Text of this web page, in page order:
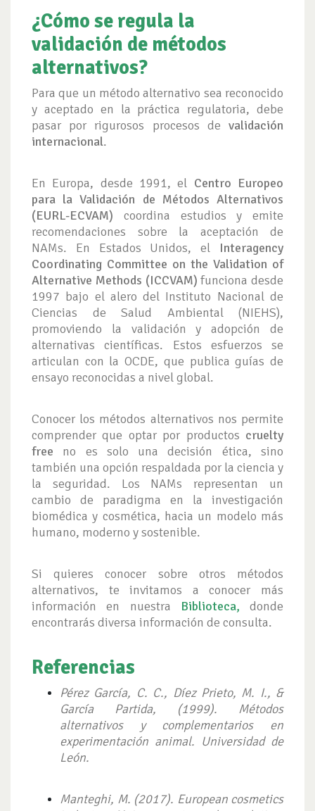
¿Cómo se regula la
validación de métodos
alternativos?
Para que un método alternativo sea reconocido
y aceptado en la práctica regulatoria, debe
pasar por rigurosos procesos de validación
internacional.
En Europa, desde 1991, el Centro Europeo
para la Validación de Métodos Alternativos
(EURL-ECVAM) coordina estudios y emite
recomendaciones sobre la aceptación de
NAMs. En Estados Unidos, el Interagency
Coordinating Committee on the Validation of
Alternative Methods (ICCVAM) funciona desde
1997 bajo el alero del Instituto Nacional de
Ciencias de Salud Ambiental (NIEHS),
promoviendo la validación y adopción de
alternativas científicas. Estos esfuerzos se
articulan con la OCDE, que publica guías de
ensayo reconocidas a nivel global.
Conocer los métodos alternativos nos permite
comprender que optar por productos cruelty
free no es solo una decisión ética, sino
también una opción respaldada por la ciencia y
la seguridad. Los NAMs representan un
cambio de paradigma en la investigación
biomédica y cosmética, hacia un modelo más
humano, moderno y sostenible.
Si quieres conocer sobre otros métodos
alternativos, te invitamos a conocer más
información en nuestra
Biblioteca, donde
encontrarás diversa información de consulta.
Referencias
Pérez García, C. C., Díez Prieto, M. I., &
García Partida, (1999). Métodos
alternativos y complementarios en
experimentación animal. Universidad de
León.
Manteghi, M. (2017). European cosmetics